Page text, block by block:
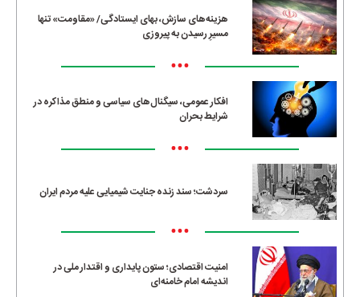
هزینه‌های سازش، بهای ایستادگی/ «مقاومت» تنها
مسیرِ رسیدن به پیروزی
•••
افکار عمومی، سیگنال‌های سیاسی و منطق مذاکره در
شرایط بحران
•••
سردشت؛ سند زنده جنایت شیمیایی علیه مردم ایران
•••
امنیت اقتصادی؛ ستون پایداری و اقتدار ملی در
اندیشه امام خامنه‌ای